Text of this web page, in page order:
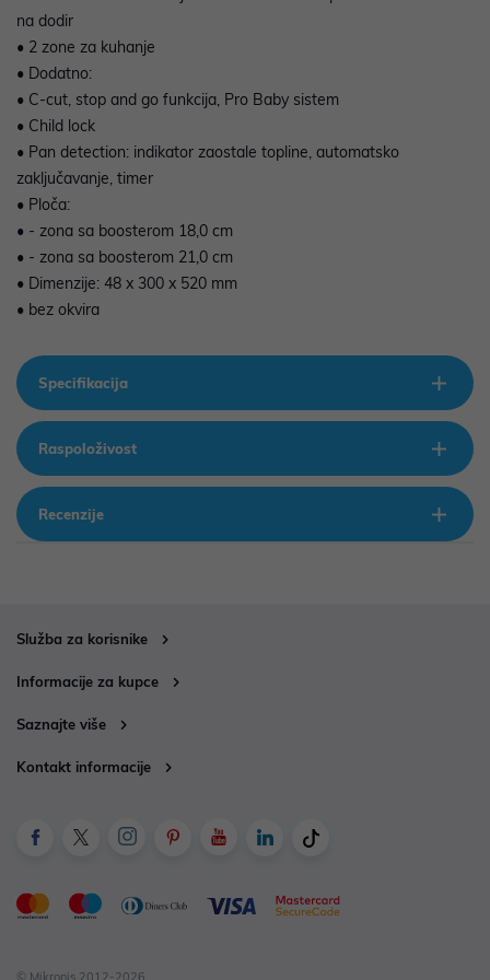
na dodir
• 2 zone za kuhanje
• Dodatno:
• C-cut, stop and go funkcija, Pro Baby sistem
• Child lock
• Pan detection: indikator zaostale topline, automatsko
zaključavanje, timer
• Ploča:
• - zona sa boosterom 18,0 cm
• - zona sa boosterom 21,0 cm
• Dimenzije: 48 x 300 x 520 mm
• bez okvira
Specifikacija
Raspoloživost
Recenzije
Služba za korisnike
Informacije za kupce
Saznajte više
Kontakt informacije